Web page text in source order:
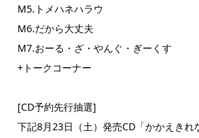
M5.トメハネハラウ
M6.だから大丈夫
M7.おーる・ざ・やんぐ・ぎーくす
+トークコーナー
[CD予約先行抽選]
下記8月23日（土）発売CD「かかえきれ